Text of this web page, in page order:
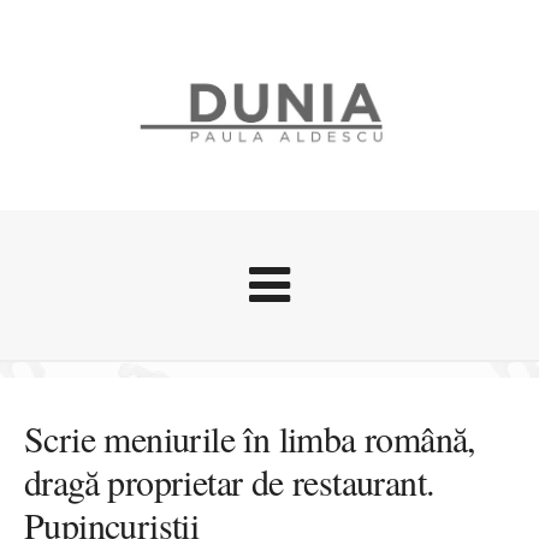
Stari afective
Zice Dunia
Călătorii
Scrie meniurile în limba română,
dragă proprietar de restaurant.
Pupincuriștii